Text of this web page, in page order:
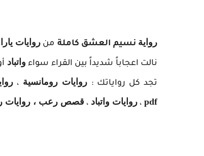
ر واية نسيم العشق كاملة من روايات
نالت اعجاباً شديداً بين القراء سواء واتباد
تجد كل رواياتك : روايات رومانسية ،
pdf ، روايات واتباد ، قصص رعب ، روايات